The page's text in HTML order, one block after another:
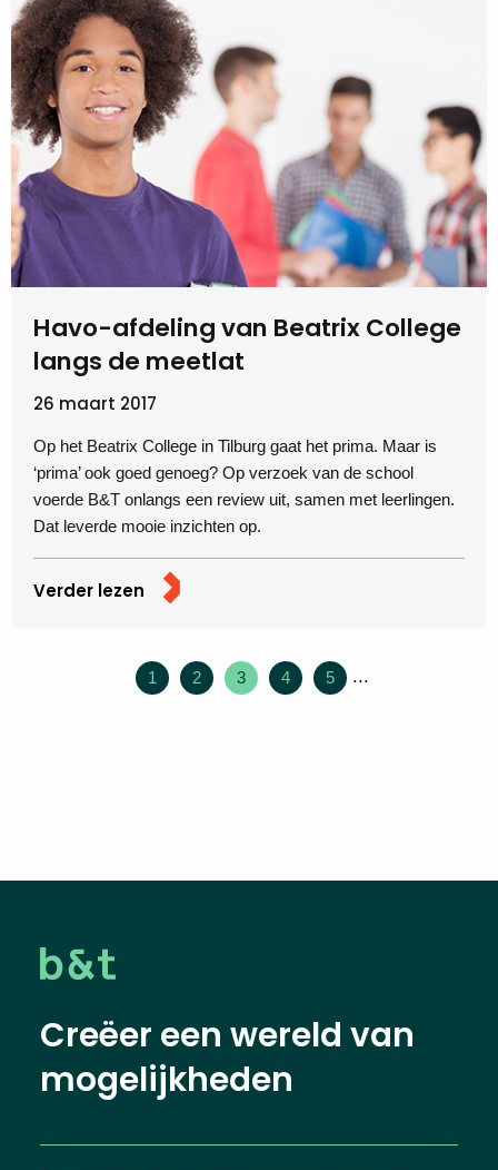
Havo-afdeling van Beatrix College
langs de meetlat
26 maart 2017
Op het Beatrix College in Tilburg gaat het prima. Maar is
‘prima’ ook goed genoeg? Op verzoek van de school
voerde B&T onlangs een review uit, samen met leerlingen.
Dat leverde mooie inzichten op.
Verder lezen
1 2 3 4 5 ...
Creëer een wereld van
mogelijkheden